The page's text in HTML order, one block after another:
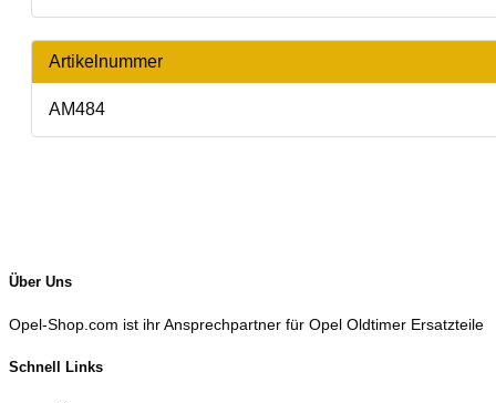
Artikelnummer
AM484
Über Uns
Opel-Shop.com ist ihr Ansprechpartner für Opel Oldtimer Ersatzteile
Schnell Links